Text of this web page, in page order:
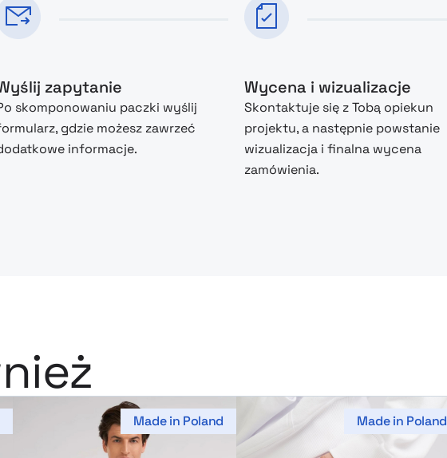
zapytanie
skomponowaniu paczki wyślij
gdzie możesz zawrzeć
informacje.
Wycena i wizualizacje
Skontaktuje się z Tobą opiekun
projektu, a następnie powstanie
wizualizacja i finalna wycena
zamówienia.
Made in Poland Made in Poland